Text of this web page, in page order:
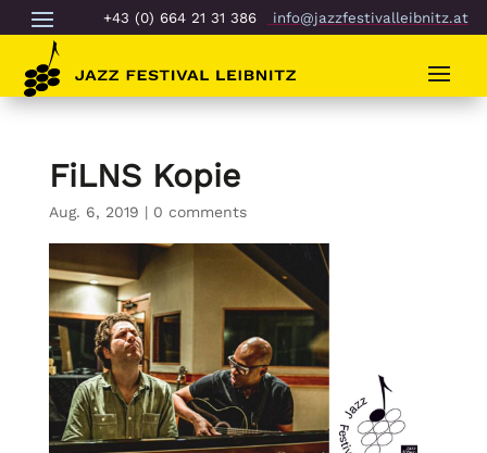
+43 (0) 664 21 31 386 info@jazzfestivalleibnitz.at
FiLNS Kopie
Aug. 6, 2019 | 0 comments